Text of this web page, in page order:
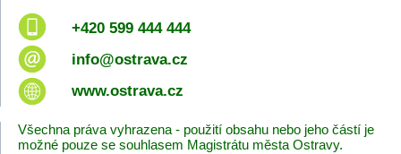
+420 599 444 444
info@ostrava.cz
www.ostrava.cz
Všechna práva vyhrazena - použití obsahu nebo jeho částí je
možné pouze se souhlasem Magistrátu města Ostravy.